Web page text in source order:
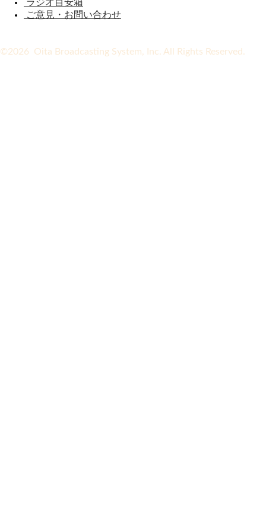
ラジオ目安箱
ご意見・お問い合わせ
©2026 Oita Broadcasting System, Inc. All Rights Reserved.